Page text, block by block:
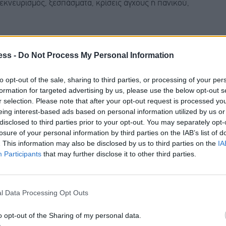
- Do Not Process My Personal Information
opt-out of the sale, sharing to third parties, or processing of your
for targeted advertising by us, please use the below opt-out
selection. Please note that after your opt-out request is processed
interest-based ads based on personal information utilized by us
to third parties prior to your opt-out. You may separately
of your personal information by third parties on the IAB’s list of
This information may also be disclosed by us to third parties on the
Participants that may further disclose it to other third parties.
Data Processing Opt Outs
opt-out of the Sharing of my personal data.
ξεσπάσματα, κρίσεις άγχους ή πανικού,
τον υποψήφιο μπροστά σε ένα παραπλανητικό
έρθει το τέλος του κόσμου».
ενισχύεται από τη σύγκριση με συνομηλίκους, από
«επιτυχίας» ως αυτοσκοπό », εξηγεί ο κ.
κινητήριο δύναμη, αναφέρει στο ΑΠΕ-ΜΠΕ ο
και αντιμετωπιστεί, μπορεί να μετουσιωθεί σε
από αποδιοργανωτικό σε λειτουργικό.